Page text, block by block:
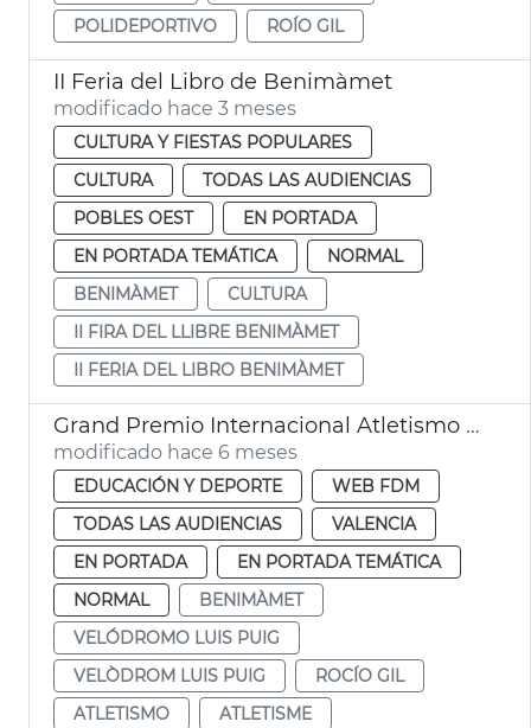
POLIDEPORTIVO
ROÍO GIL
II Feria del Libro de Benimàmet
modificado hace 3 meses
CULTURA Y FIESTAS POPULARES
CULTURA
TODAS LAS AUDIENCIAS
POBLES OEST
EN PORTADA
EN PORTADA TEMÁTICA
NORMAL
BENIMÀMET
CULTURA
II FIRA DEL LLIBRE BENIMÀMET
II FERIA DEL LIBRO BENIMÀMET
Grand Premio Internacional Atletismo València 2026
modificado hace 6 meses
EDUCACIÓN Y DEPORTE
WEB FDM
TODAS LAS AUDIENCIAS
VALENCIA
EN PORTADA
EN PORTADA TEMÁTICA
NORMAL
BENIMÀMET
VELÓDROMO LUIS PUIG
VELÒDROM LUIS PUIG
ROCÍO GIL
ATLETISMO
ATLETISME